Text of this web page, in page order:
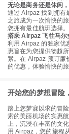
无论是商务还是休闲
通过 Airpaz 找到拥有
之旅成为一次愉快的
您拥有最佳航班选择
搭乘 Airpaz 飞往马尔
利用 Airpaz 的独家优
惠旨在为您提供物超
紧。在 Airpaz 预订廉
的优惠，体验愉快的旅
开始您的梦想冒险
踏上您梦寐以求的冒
索的美丽机场的实惠
上，沉浸在丰富的文
用 Airpaz，您的旅程